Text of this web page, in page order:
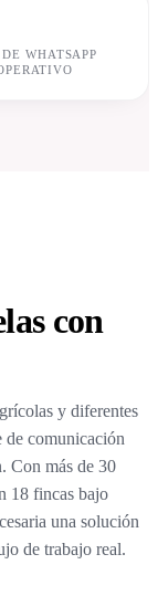
DE WHATSAPP
con
y diferentes
de comunicación
Con más de 30
18 fincas bajo
una solución
de trabajo real.